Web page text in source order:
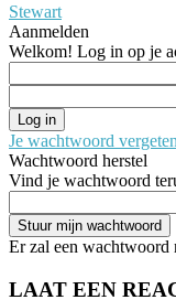
Stewart
Aanmelden
Welkom! Log in op je
Je wachtwoord
Wachtwoord herstel
Vind je wachtwoord
Er zal een wachtwoord
LAAT EEN